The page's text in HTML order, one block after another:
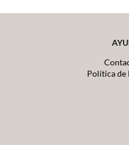
Política de